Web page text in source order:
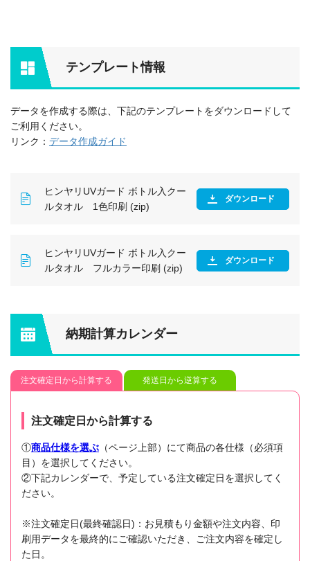
テンプレート情報
データを作成する際は、下記のテンプレートをダウンロードして
ご利用ください。
リンク： データ作成ガイド
ヒンヤリUVガード ボトル入クー
ルタオル 1色印刷 (zip)
ダウンロード
ヒンヤリUVガード ボトル入クー
ルタオル フルカラー印刷 (zip)
ダウンロード
納期計算カレンダー
注文確定日から計算する 発送日から逆算する
注文確定日から計算する
①商品仕様を選ぶ （ページ上部）にて商品の各仕様（必須項
目）を選択してください。
②下記カレンダーで、予定している注文確定日を選択してく
ださい。
※注文確定日(最終確認日)：お見積もり金額や注文内容、印
刷用データを最終的にご確認いただき、ご注文内容を確定し
た日。